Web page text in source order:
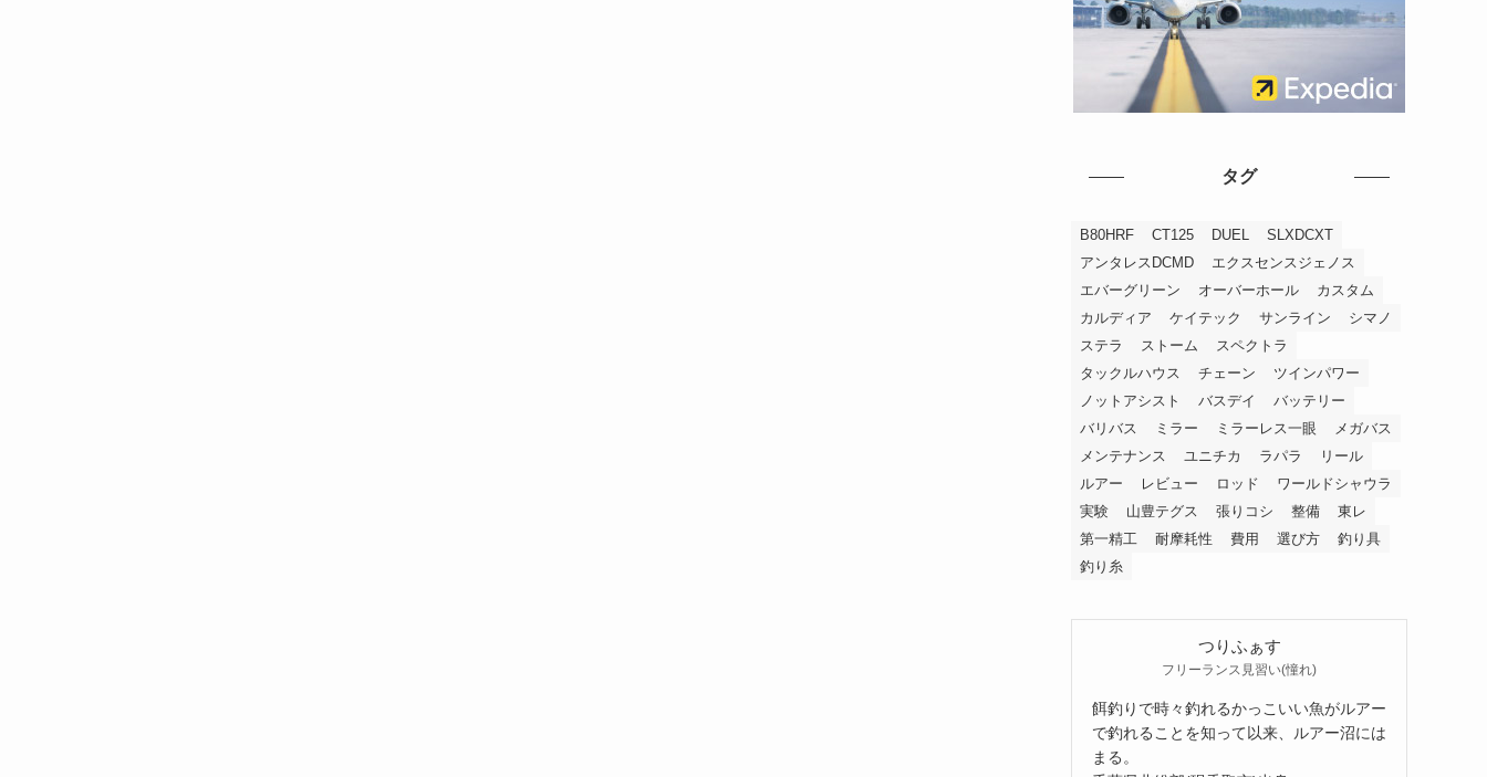
タグ
B80HRF CT125 DUEL
SLXDCXT
アンタレスDCMD
エクスセンスジェノス
エバーグリーン
オーバーホール
カスタム
カルディア
ケイテック サンライン
シマノ
ステラ
ストーム
スペクトラ
タックルハウス
チェーン
ツインパワー
ノットアシスト
バスデイ
バッテリー
バリバス
ミラー ミラーレス一眼
メガバス
メンテナンス
ユニチカ ラパラ
リール
ルアー
レビュー ロッド
ワールドシャウラ
実験
山豊テグス 張りコシ 整備
東レ
第一精工
耐摩耗性 費用 選び方
釣り具
釣り糸
つりふぁす
フリーランス見習い(憧れ)
餌釣りで時々釣れるかっこいい魚がルアー
で釣れることを知って以来、ルアー沼には
まる。